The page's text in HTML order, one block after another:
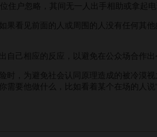
住户忽略，其间无一人出手相助或拿起电
看见前面的人或周围的人没有任何其他
己相应的反应，以避免在公众场合作出
，为避免社会认同原理造成的被冷漠视
需要他做什么，比如看着某个在场的人说